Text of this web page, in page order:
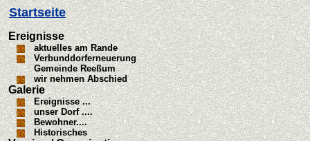
Startseite
Ereignisse
aktuelles am Rande
Verbunddorferneuerung
Gemeinde Reeßum
wir nehmen Abschied
Galerie
Ereignisse ...
unser Dorf ....
Bewohner....
Historisches